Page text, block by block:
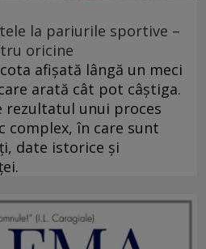
la pariurile sportive –
oricine
afișată lângă un meci
arată cât pot câștiga.
rezultatul unui proces
complex, în care sunt
date istorice și